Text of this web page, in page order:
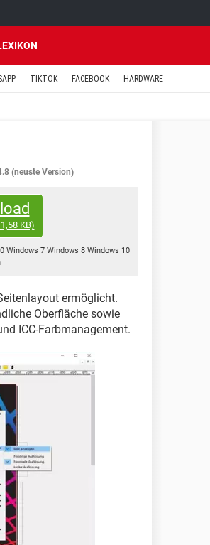
TIKTOK FACEBOOK HARDWARE
(neuste Version)
KB)
Windows 7 Windows 8 Windows 10
ermöglicht.
Oberfläche sowie
ICC-Farbmanagement.